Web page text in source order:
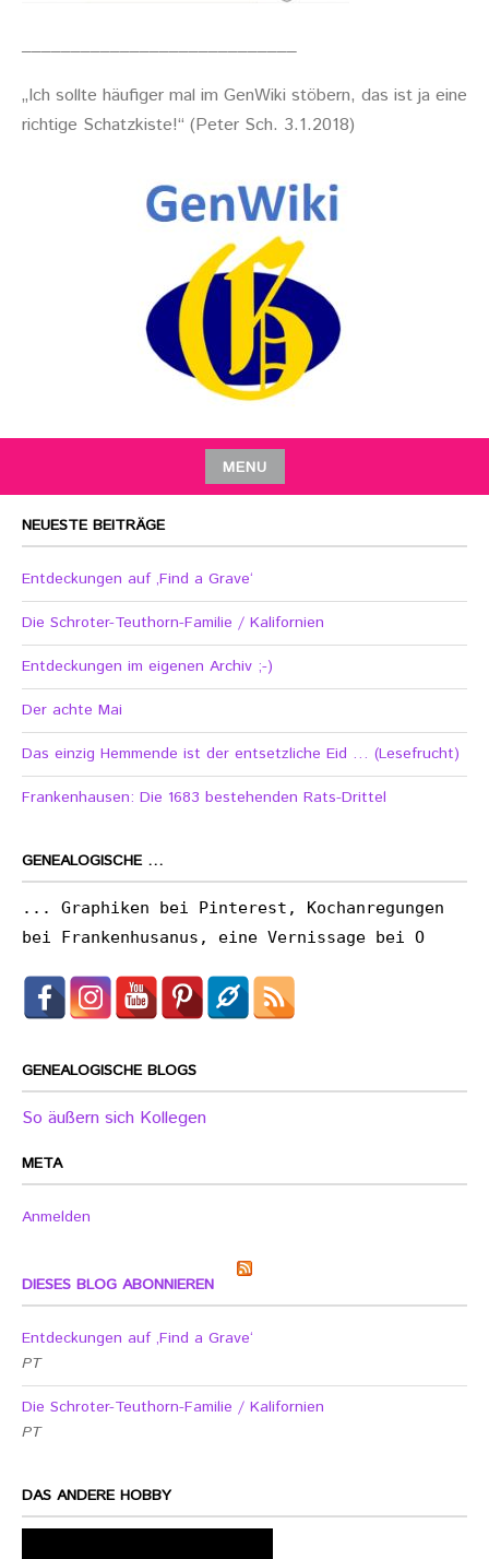
„Ich sollte häufiger mal im GenWiki stöbern, das ist ja eine
richtige Schatzkiste!“ (Peter Sch. 3.1.2018)
MENU
NEUESTE BEITRÄGE
Entdeckungen auf ‚Find a Grave‘
Die Schroter-Teuthorn-Familie / Kalifornien
Entdeckungen im eigenen Archiv ;-)
Der achte Mai
Das einzig Hemmende ist der entsetzliche Eid … (Lesefrucht)
Frankenhausen: Die 1683 bestehenden Rats-Drittel
GENEALOGISCHE …
... Graphiken bei Pinterest, Kochanregungen
bei Frankenhusanus, eine Vernissage bei O
GENEALOGISCHE BLOGS
So äußern sich Kollegen
META
Anmelden
DIESES BLOG ABONNIEREN
Entdeckungen auf ‚Find a Grave‘
PT
Die Schroter-Teuthorn-Familie / Kalifornien
PT
DAS ANDERE HOBBY